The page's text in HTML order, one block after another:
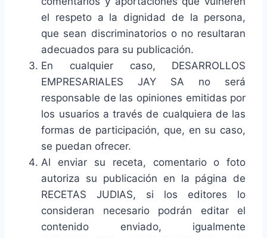
el respeto a la dignidad de la persona,
que sean discriminatorios o no resultaran
adecuados para su publicación.
En cualquier caso, DESARROLLOS
EMPRESARIALES JAY SA no será
responsable de las opiniones emitidas por
los usuarios a través de cualquiera de las
formas de participación, que, en su caso,
se puedan ofrecer.
Al enviar su receta, comentario o foto
autoriza su publicación en la página de
RECETAS JUDIAS, si los editores lo
consideran necesario podrán editar el
contenido enviado, igualmente